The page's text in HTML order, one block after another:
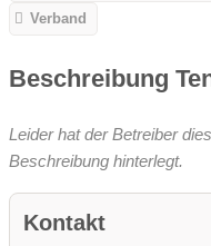
Verband
Beschreibung
Leider hat der Betreiber
Beschreibung hinterlegt.
Kontakt